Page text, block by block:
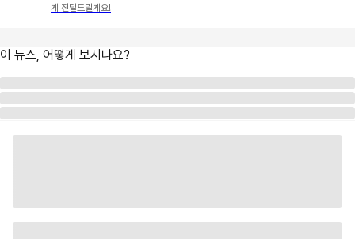
게 전달드릴게요!
이 뉴스, 어떻게 보시나요?